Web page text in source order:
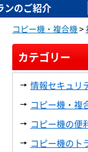
ンのご紹介
コピー機・複合機>
カテゴリー
情報セキュリ
コピー機・複
コピー機の便
コピー機のト